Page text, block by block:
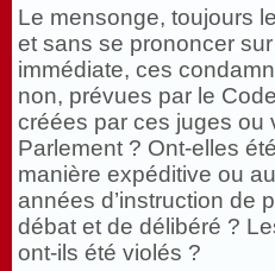
Le mensonge, toujours
et sans se prononcer
immédiate, ces
non, prévues par le
créées par ces juges ou
Parlement ? Ont-elles
manière expéditive ou
années d’instruction de
débat et de délibéré ?
ont-ils été violés ?